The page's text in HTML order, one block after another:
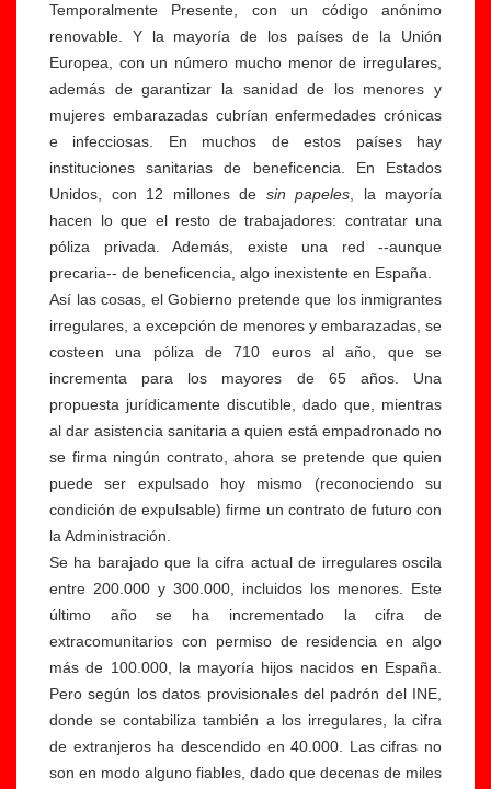
Temporalmente Presente, con un código anónimo
renovable. Y la mayoría de los países de la Unión
Europea, con un número mucho menor de irregulares,
además de garantizar la sanidad de los menores y
mujeres embarazadas cubrían enfermedades crónicas
e infecciosas. En muchos de estos países hay
instituciones sanitarias de beneficencia. En Estados
Unidos, con 12 millones de sin papeles , la mayoría
hacen lo que el resto de trabajadores: contratar una
póliza privada. Además, existe una red --aunque
precaria-- de beneficencia, algo inexistente en España.
Así las cosas, el Gobierno pretende que los inmigrantes
irregulares, a excepción de menores y embarazadas, se
costeen una póliza de 710 euros al año, que se
incrementa para los mayores de 65 años. Una
propuesta jurídicamente discutible, dado que, mientras
al dar asistencia sanitaria a quien está empadronado no
se firma ningún contrato, ahora se pretende que quien
puede ser expulsado hoy mismo (reconociendo su
condición de expulsable) firme un contrato de futuro con
la Administración.
Se ha barajado que la cifra actual de irregulares oscila
entre 200.000 y 300.000, incluidos los menores. Este
último año se ha incrementado la cifra de
extracomunitarios con permiso de residencia en algo
más de 100.000, la mayoría hijos nacidos en España.
Pero según los datos provisionales del padrón del INE,
donde se contabiliza también a los irregulares, la cifra
de extranjeros ha descendido en 40.000. Las cifras no
son en modo alguno fiables, dado que decenas de miles